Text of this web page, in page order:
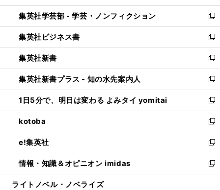
開
く
ウ
で
開
く
ン
ド
ウ
で
開
く
ウ
ィ
ン
ド
ウ
で
開
く
集英社学芸部 - 学芸・ノンフィクション
新
し
い
ウ
ィ
ン
ド
ウ
で
開
く
集英社ビジネス書
新
し
い
ウ
ィ
ン
ド
ウ
で
開
く
集英社新書
新
し
い
ウ
ィ
ン
ド
ウ
で
開
く
集英社新書プラス - 知の水先案内人
新
し
い
ウ
ィ
ン
ド
ウ
で
開
1日5分で、明日は変わる よみタイ yomitai
新
し
い
ウ
ィ
ン
ド
ウ
kotoba
新
し
い
ウ
ィ
ン
e!集英社
新
し
い
ウ
情報・知識＆オピニオン imidas
新
し
ライトノベル・ノベライズ